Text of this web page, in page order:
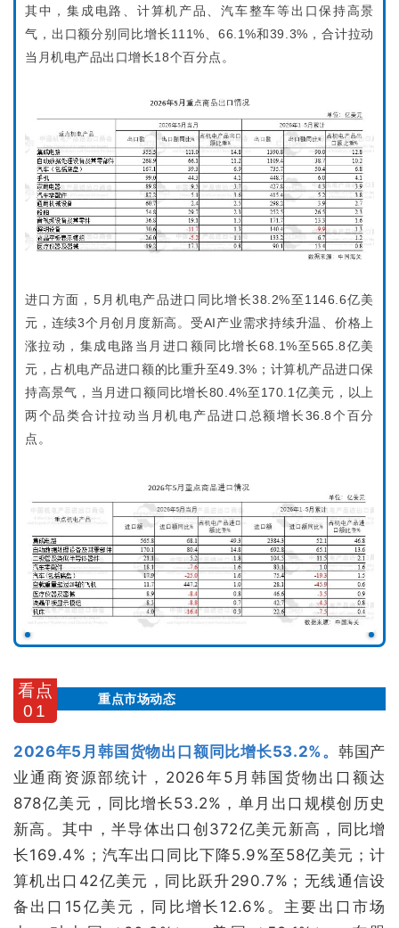
其中，集成电路、计算机产品、汽车整车等出口保持高景
气，出口额分别同比增长111%、66.1%和39.3%，合计拉动
当月机电产品出口增长18个百分点。
进口方面，5月机电产品进口同比增长38.2%至1146.6亿美
元，连续3个月创月度新高。受AI产业需求持续升温、价格上
涨拉动，集成电路当月进口额同比增长68.1%至565.8亿美
元，占机电产品进口额的比重升至49.3%；计算机产品进口保
持高景气，当月进口额同比增长80.4%至170.1亿美元，以上
两个品类合计拉动当月机电产品进口总额增长36.8个百分
点。
看点
01
重点市场动态
2026年5月韩国货物出口额同比增长53.2%。 韩国产
业通商资源部统计，2026年5月韩国货物出口额达
878亿美元，同比增长53.2%，单月出口规模创历史
新高。其中，半导体出口创372亿美元新高，同比增
长169.4%；汽车出口同比下降5.9%至58亿美元；计
算机出口42亿美元，同比跃升290.7%；无线通信设
备出口15亿美元，同比增长12.6%。主要出口市场